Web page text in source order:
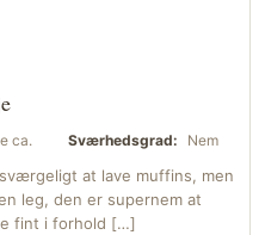
ca. Sværhedsgrad: Nem
at lave muffins, men
leg, den er supernem at
fint i forhold […]